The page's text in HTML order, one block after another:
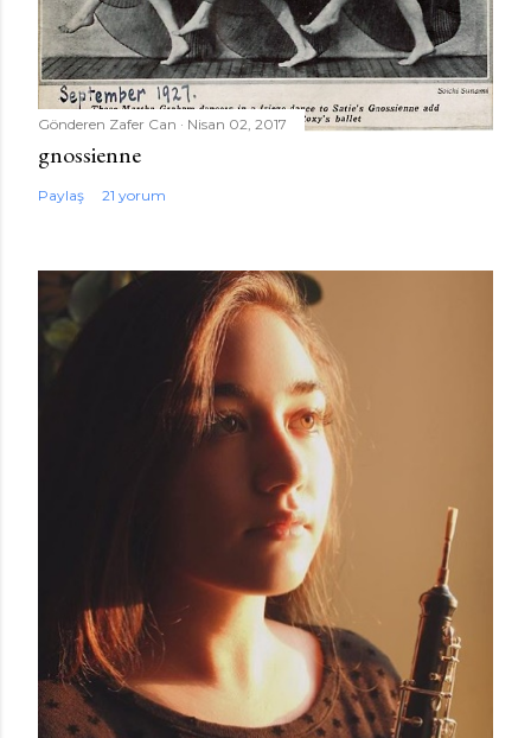
Gönderen Zafer Can Nisan 02, 2017
gnossienne
Paylaş 21 yorum